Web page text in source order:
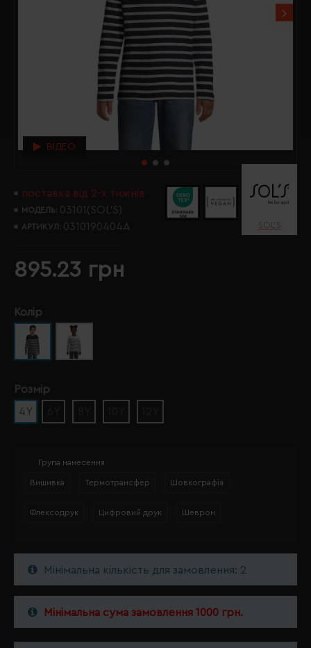
ВІДЕО
поставка від 2-х тижнів
МОДЕЛЬ: 03101(SOL’S)
АРТИКУЛ: 0310190404A SOL’S
895.23 грн
Колір
Розмір
4Y
Група нанесення
Вишивка Термотрансфер Шовкографія
Флексодрук Цифровий друк Шеврон
Мінімальна кількість для замовлення: 2
Мінімальна сума замовлення 1000 грн.